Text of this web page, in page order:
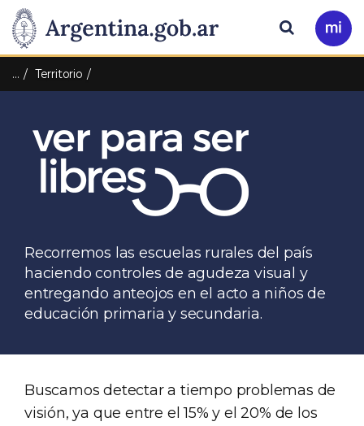
Presidencia
de
Nación
Pasar al contenido principal
Ir
a
Buscar
… Territorio
Recorremos las escuelas rurales del país
haciendo controles de agudeza visual y
entregando anteojos en el acto a niños de
educación primaria y secundaria.
Buscamos detectar a tiempo problemas de
visión, ya que entre el 15% y el 20% de los